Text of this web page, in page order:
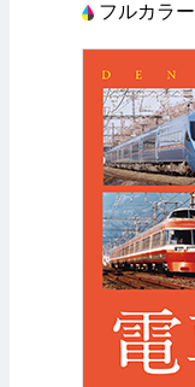
フルカラー